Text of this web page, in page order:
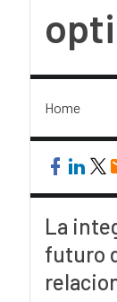
Home
La
futuro